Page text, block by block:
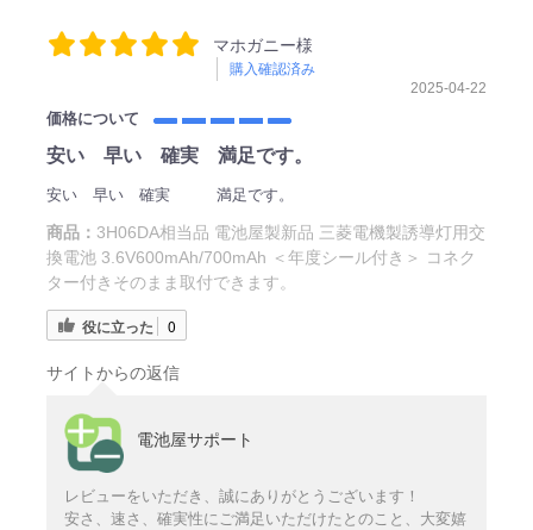
マホガニー様
購入確認済み
2025-04-22
価格について
安い 早い 確実 満足です。
安い 早い 確実 満足です。
商品： 3H06DA相当品 電池屋製新品 三菱電機製誘導灯用交
換電池 3.6V600mAh/700mAh ＜年度シール付き＞ コネク
ター付きそのまま取付できます。
役に立った 0
サイトからの返信
電池屋サポート
レビューをいただき、誠にありがとうございます！
安さ、速さ、確実性にご満足いただけたとのこと、大変嬉